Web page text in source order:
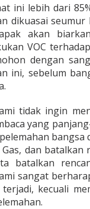
ini lebih dari
dikuasai
akan
VOC
dengan
ini, sebelum
tidak ingin
yang
dan batalkan
batalkan
sangat
kecuali